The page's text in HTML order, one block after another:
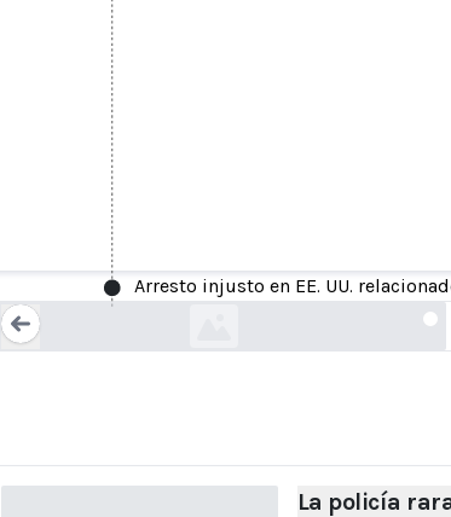
Arresto injusto en EE. UU.
Loading...
La policía rara vez revela el uso
La policía